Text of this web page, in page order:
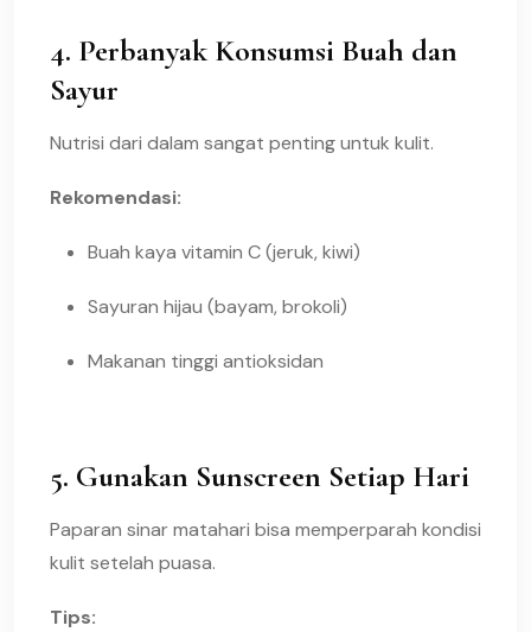
4. Perbanyak Konsumsi Buah dan
Sayur
Nutrisi dari dalam sangat penting untuk kulit.
Rekomendasi:
Buah kaya vitamin C (jeruk, kiwi)
Sayuran hijau (bayam, brokoli)
Makanan tinggi antioksidan
5. Gunakan Sunscreen Setiap Hari
Paparan sinar matahari bisa memperparah kondisi
kulit setelah puasa.
Tips: